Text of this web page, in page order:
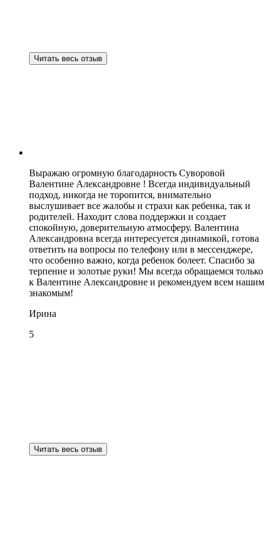
Читать весь отзыв
Выражаю огромную благодарность Суворовой
Валентине Александровне ! Всегда индивидуальный
подход, никогда не торопится, внимательно
выслушивает все жалобы и страхи как ребенка, так и
родителей. Находит слова поддержки и создает
спокойную, доверительную атмосферу. Валентина
Александровна всегда интересуется динамикой, готова
ответить на вопросы по телефону или в мессенджере,
что особенно важно, когда ребенок болеет. Спасибо за
терпение и золотые руки! Мы всегда обращаемся только
к Валентине Александровне и рекомендуем всем нашим
знакомым!
Ирина
5
Читать весь отзыв